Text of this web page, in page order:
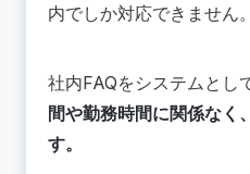
内でしか対応できません。
社内FAQをシステムとし
間や勤務時間に関係なく
す。